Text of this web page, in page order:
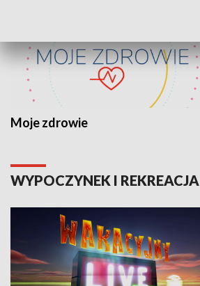
Moje zdrowie
WYPOCZYNEK I REKREACJA